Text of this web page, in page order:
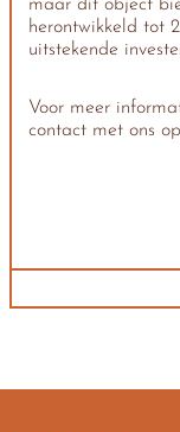
maar dit object
herontwikkeld tot
uitstekende
Voor meer
contact met ons